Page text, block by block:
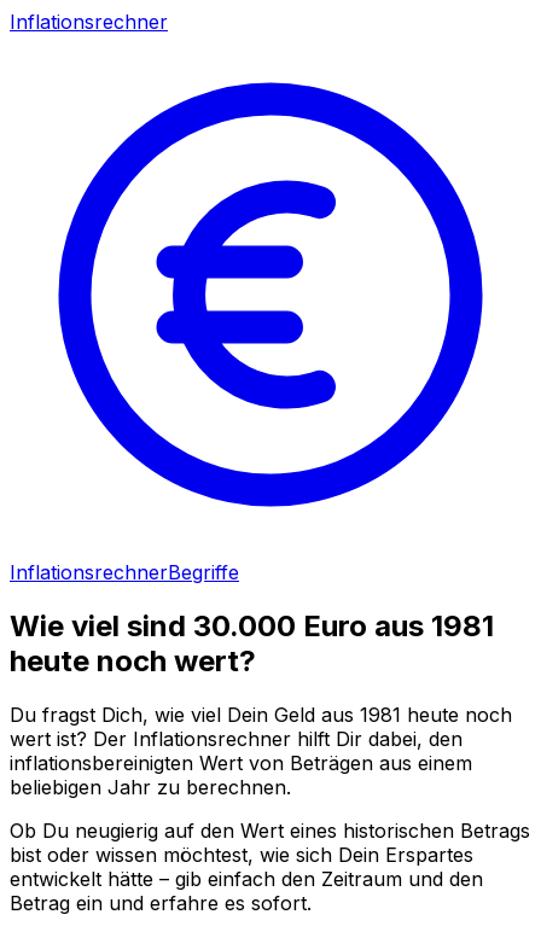
Inflationsrechner
InflationsrechnerBegriffe
Wie viel sind 30.000 Euro aus 1981
heute noch wert?
Du fragst Dich, wie viel Dein Geld aus 1981 heute noch
wert ist? Der Inflationsrechner hilft Dir dabei, den
inflationsbereinigten Wert von Beträgen aus einem
beliebigen Jahr zu berechnen.
Ob Du neugierig auf den Wert eines historischen Betrags
bist oder wissen möchtest, wie sich Dein Erspartes
entwickelt hätte – gib einfach den Zeitraum und den
Betrag ein und erfahre es sofort.